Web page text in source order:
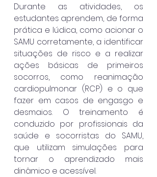
Durante as atividades, os
estudantes aprendem, de forma
prática e lúdica, como acionar o
SAMU corretamente, a identificar
situações de risco e a realizar
ações básicas de primeiros
socorros, como reanimação
cardiopulmonar (RCP) e o que
fazer em casos de engasgo e
desmaios. O treinamento é
conduzido por profissionais da
saúde e socorristas do SAMU,
que utilizam simulações para
tornar o aprendizado mais
dinâmico e acessível.